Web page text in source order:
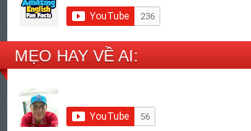
MẸO HAY VỀ AI: